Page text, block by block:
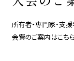
所有者・専門家・支
会費のご案内はこちら